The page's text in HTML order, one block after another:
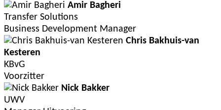
Amir Bagheri
Transfer Solutions
Business Development Manager
Chris Bakhuis-van
Kesteren
KBvG
Voorzitter
Nick Bakker
UWV